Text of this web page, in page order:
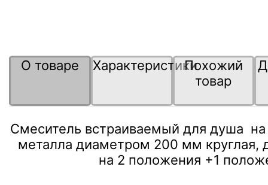
О товаре ХарактеристикиПохожий
товар
Смеситель встраиваемый для душа на
металла диаметром 200 мм круглая,
на 2 положения +1